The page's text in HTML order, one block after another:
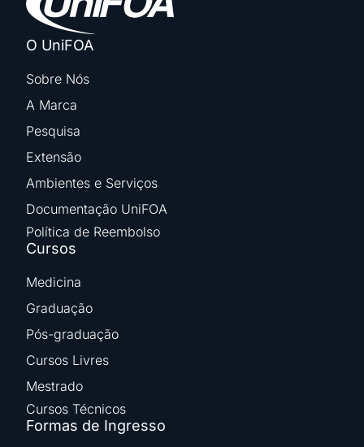
O UniFOA
Sobre Nós
A Marca
Pesquisa
Extensão
Ambientes e Serviços
Documentação UniFOA
Política de Reembolso
Cursos
Medicina
Graduação
Pós-graduação
Cursos Livres
Mestrado
Cursos Técnicos
Formas de Ingresso